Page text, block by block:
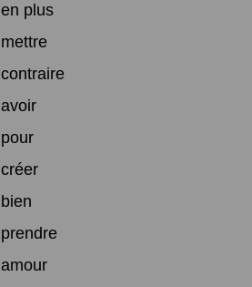
en plus
mettre
contraire
avoir
pour
créer
bien
prendre
amour